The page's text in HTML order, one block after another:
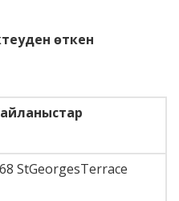
өткен
StGeorgesTerrace